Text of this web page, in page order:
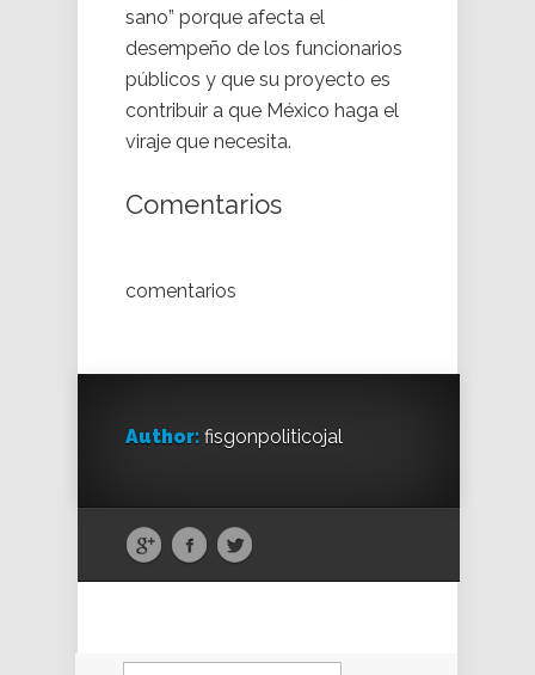
sano” porque afecta el
desempeño de los funcionarios
públicos y que su proyecto es
contribuir a que México haga el
viraje que necesita.
Comentarios
comentarios
Author: fisgonpoliticojal
Buscar: